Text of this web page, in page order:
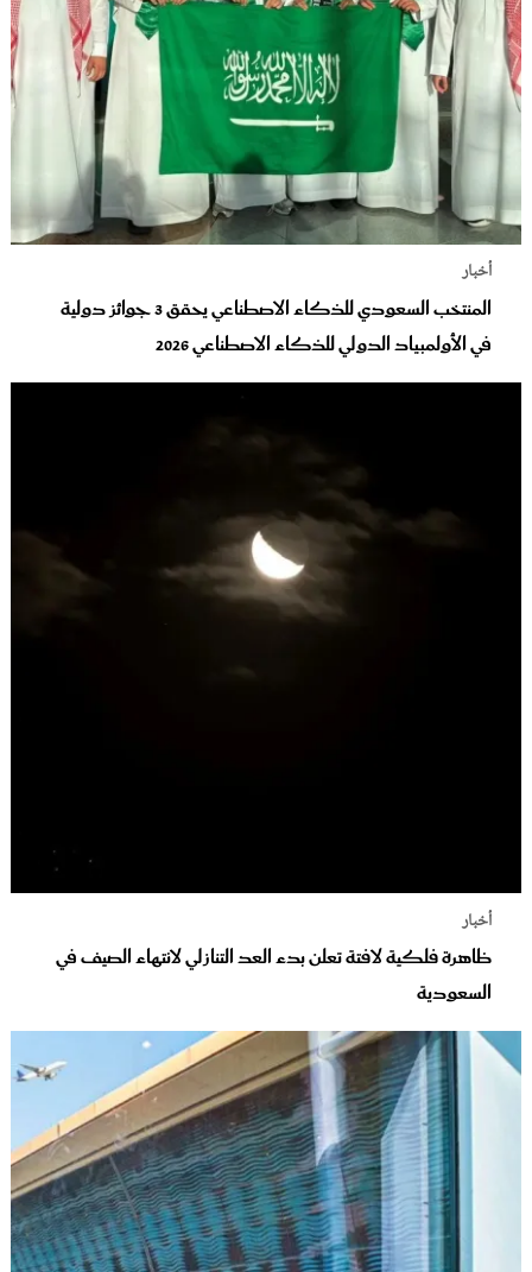
أخبار
المنتخب السعودي للذكاء الاصطناعي يحقق 3 جوائز دولية
في الأولمبياد الدولي للذكاء الاصطناعي 2026
أخبار
ظاهرة فلكية لافتة تعلن بدء العد التنازلي لانتهاء الصيف في
السعودية